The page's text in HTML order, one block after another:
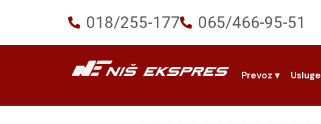
018/255-177 065/466-95-51
Prevoz ▾ Usluge